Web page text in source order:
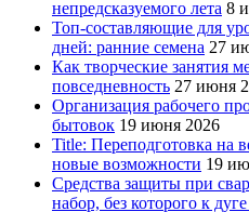
непредсказуемого лета 8
Топ-составляющие для
дней: ранние семена 27
Как творческие занятия
повседневность 27 июня
Организация рабочего
бытовок 19 июня 2026
Title: Переподготовка на
новые возможности 19
Средства защиты при
набор, без которого к